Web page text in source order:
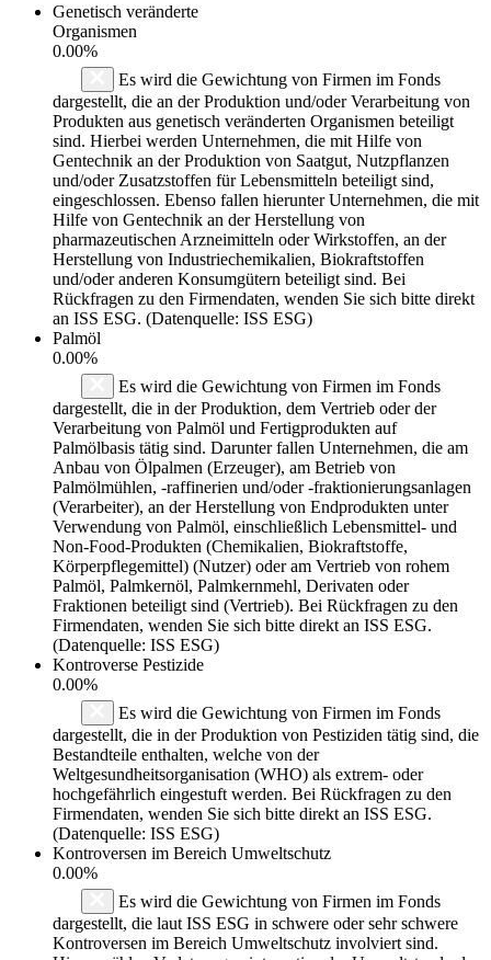
Genetisch veränderte
Organismen
0.00%
Es wird die Gewichtung von Firmen im Fonds
dargestellt, die an der Produktion und/oder Verarbeitung von
Produkten aus genetisch veränderten Organismen beteiligt
sind. Hierbei werden Unternehmen, die mit Hilfe von
Gentechnik an der Produktion von Saatgut, Nutzpflanzen
und/oder Zusatzstoffen für Lebensmitteln beteiligt sind,
eingeschlossen. Ebenso fallen hierunter Unternehmen, die mit
Hilfe von Gentechnik an der Herstellung von
pharmazeutischen Arzneimitteln oder Wirkstoffen, an der
Herstellung von Industriechemikalien, Biokraftstoffen
und/oder anderen Konsumgütern beteiligt sind. Bei
Rückfragen zu den Firmendaten, wenden Sie sich bitte direkt
an ISS ESG. (Datenquelle: ISS ESG)
Palmöl
0.00%
Es wird die Gewichtung von Firmen im Fonds
dargestellt, die in der Produktion, dem Vertrieb oder der
Verarbeitung von Palmöl und Fertigprodukten auf
Palmölbasis tätig sind. Darunter fallen Unternehmen, die am
Anbau von Ölpalmen (Erzeuger), am Betrieb von
Palmölmühlen, -raffinerien und/oder -fraktionierungsanlagen
(Verarbeiter), an der Herstellung von Endprodukten unter
Verwendung von Palmöl, einschließlich Lebensmittel- und
Non-Food-Produkten (Chemikalien, Biokraftstoffe,
Körperpflegemittel) (Nutzer) oder am Vertrieb von rohem
Palmöl, Palmkernöl, Palmkernmehl, Derivaten oder
Fraktionen beteiligt sind (Vertrieb). Bei Rückfragen zu den
Firmendaten, wenden Sie sich bitte direkt an ISS ESG.
(Datenquelle: ISS ESG)
Kontroverse Pestizide
0.00%
Es wird die Gewichtung von Firmen im Fonds
dargestellt, die in der Produktion von Pestiziden tätig sind, die
Bestandteile enthalten, welche von der
Weltgesundheitsorganisation (WHO) als extrem- oder
hochgefährlich eingestuft werden. Bei Rückfragen zu den
Firmendaten, wenden Sie sich bitte direkt an ISS ESG.
(Datenquelle: ISS ESG)
Kontroversen im Bereich Umweltschutz
0.00%
Es wird die Gewichtung von Firmen im Fonds
dargestellt, die laut ISS ESG in schwere oder sehr schwere
Kontroversen im Bereich Umweltschutz involviert sind.